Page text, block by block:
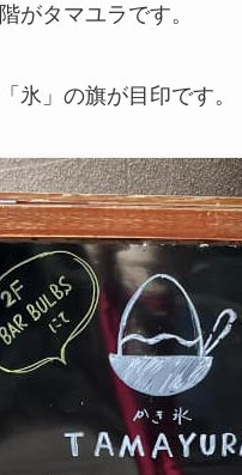
がタマユラです。
氷」の旗が目印です。